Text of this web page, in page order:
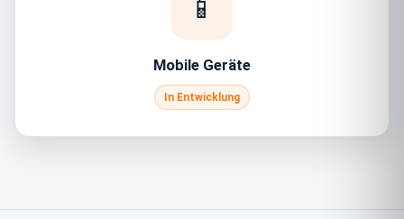
📱
Mobile Geräte
In Entwicklung